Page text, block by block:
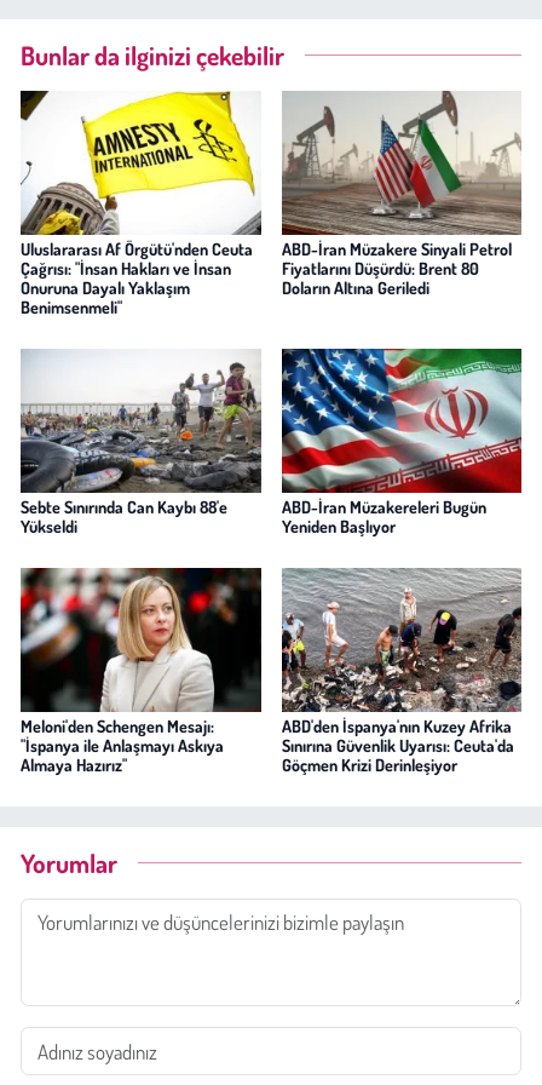
Bunlar da ilginizi çekebilir
Uluslararası Af Örgütü'nden Ceuta
Çağrısı: "İnsan Hakları ve İnsan
Onuruna Dayalı Yaklaşım
Benimsenmeli"
ABD-İran Müzakere Sinyali Petrol
Fiyatlarını Düşürdü: Brent 80
Doların Altına Geriledi
Sebte Sınırında Can Kaybı 88'e
Yükseldi
ABD-İran Müzakereleri Bugün
Yeniden Başlıyor
Meloni'den Schengen Mesajı:
"İspanya ile Anlaşmayı Askıya
Almaya Hazırız"
ABD'den İspanya'nın Kuzey Afrika
Sınırına Güvenlik Uyarısı: Ceuta'da
Göçmen Krizi Derinleşiyor
Yorumlar